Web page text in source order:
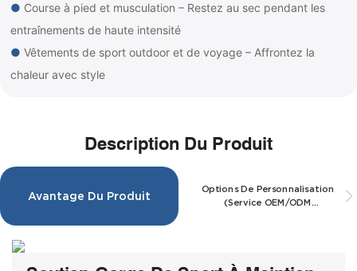
● Course à pied et musculation – Restez au sec pendant les
entraînements de haute intensité
● Vêtements de sport outdoor et de voyage – Affrontez la
chaleur avec style
Description Du Produit
Avantage Du Produit
Options De Personnalisation
(Service OEM/ODM